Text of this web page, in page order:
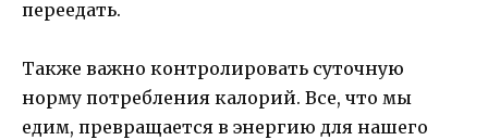
переедать.
Также важно контролировать суточную
норму потребления калорий. Все, что мы
едим, превращается в энергию для нашего